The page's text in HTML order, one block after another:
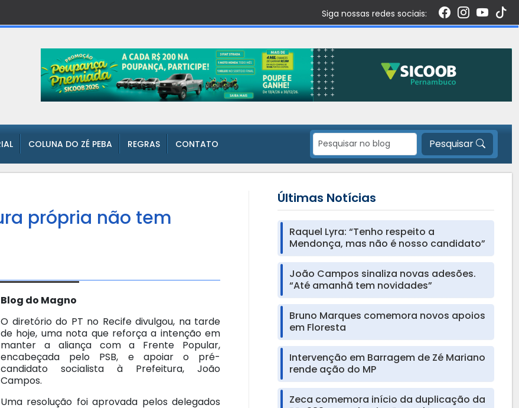
Siga nossas redes sociais:
COLUNA DO ZÉ PEBA REGRAS CONTATO Pesquisar
própria não tem
Blog do Magno
O diretório do PT no Recife divulgou, na tarde
de hoje, uma nota que reforça a intenção em
manter a aliança com a Frente Popular,
encabeçada pelo PSB, e apoiar o pré-
candidato socialista à Prefeitura, João
Campos.
Uma resolução foi aprovada pelos delegados
Últimas Notícias
Raquel Lyra: “Tenho respeito a
Mendonça, mas não é nosso candidato”
João Campos sinaliza novas adesões.
“Até amanhã tem novidades”
Bruno Marques comemora novos apoios
em Floresta
Intervenção em Barragem de Zé Mariano
rende ação do MP
Zeca comemora início da duplicação da